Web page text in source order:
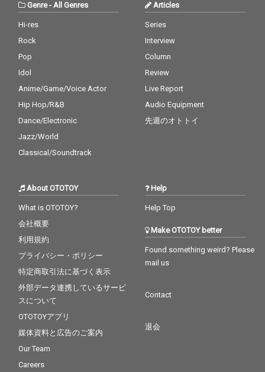
Genre-All Genres
Hi-res
Rock
Pop
Idol
Anime/Game/Voice Actor
Hip Hop/R&B
Dance/Electronic
Jazz/World
Classical/Soundtrack
Articles
Series
Interview
Column
Review
Live Report
Audio Equipment
先週のオトトイ
About OTOTOY
What is OTOTOY?
会社概要
利用規約
プライバシー・ポリシー
特定商取引法に基づく表示
外部データ連携しているサービ
スについて
OTOTOYアプリ
媒体資料と広告のご案内
Our Team
Careers
Help
Help Top
Make OTOTOY better
Found something weird? Please
mail us
Contact
退会